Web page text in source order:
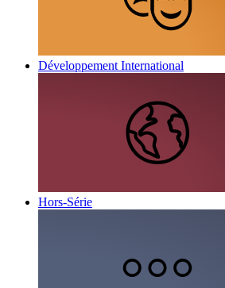
Développement International
Hors-Série